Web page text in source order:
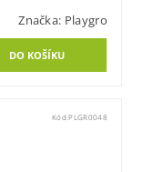
Značka: Playgro
Kód:PLGR0048